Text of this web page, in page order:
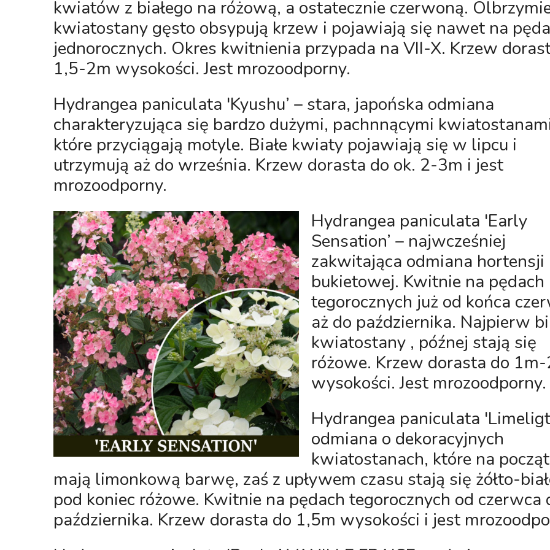
kwiatów z białego na różową, a ostatecznie czerwoną.
kwiatostany gęsto obsypują krzew i pojawiają się nawet na
jednorocznych. Okres kwitnienia przypada na VII-X. Krzew
1,5-2m wysokości. Jest mrozoodporny.
Hydrangea paniculata 'Kyushu’ – stara, japońska odmiana
charakteryzująca się bardzo dużymi, pachnnącymi
które przyciągają motyle. Białe kwiaty pojawiają się w lipcu i
utrzymują aż do września. Krzew dorasta do ok. 2-3m i jest
mrozoodporny.
Hydrangea paniculata 'Early
Sensation’ – najwcześniej
zakwitająca odmiana hortensji
bukietowej. Kwitnie na pędach
tegorocznych już od końca
aż do października. Najpierw
kwiatostany , późnej stają się
różowe. Krzew dorasta do
wysokości. Jest mrozoodporny.
Hydrangea paniculata
odmiana o dekoracyjnych
kwiatostanach, które na
mają limonkową barwę, zaś z upływem czasu stają się żółto-
pod koniec różowe. Kwitnie na pędach tegorocznych od czerwca
października. Krzew dorasta do 1,5m wysokości i jest